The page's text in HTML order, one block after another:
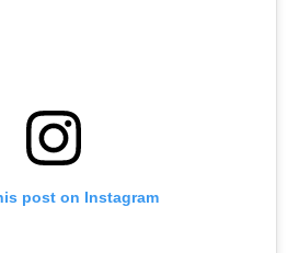
post on Instagram